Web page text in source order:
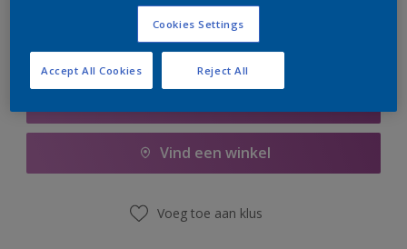
Vind een winkel
Voeg toe aan klus
Cookies Settings
Reject All
Accept All Cookies